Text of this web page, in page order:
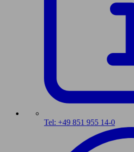
Tel: +49 851 955 14-0